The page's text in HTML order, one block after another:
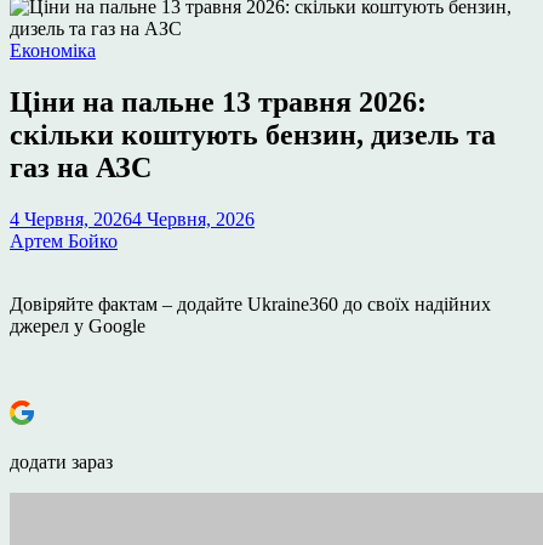
Опублікувати
Економіка
Ціни на пальне 13 травня 2026:
скільки коштують бензин, дизель та
газ на АЗС
4 Червня, 20264 Червня, 2026
Артем Бойко
Довіряйте фактам – додайте Ukraine360 до своїх надійних
джерел у Google
додати зараз